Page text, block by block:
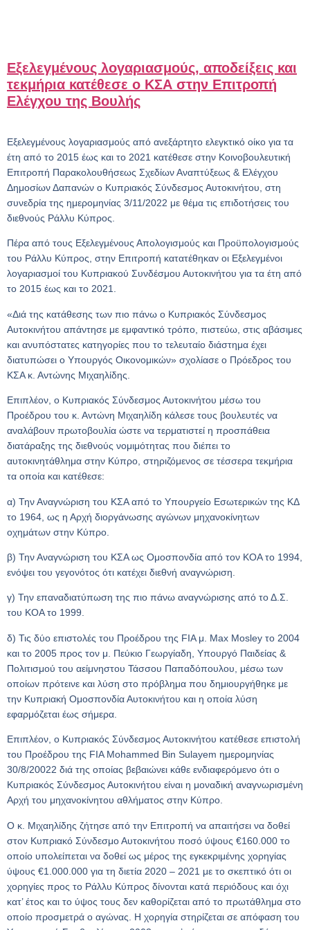
Εξελεγμένους λογαριασμούς, αποδείξεις και
τεκμήρια κατέθεσε ο ΚΣΑ στην Επιτροπή
Ελέγχου της Βουλής
Εξελεγμένους λογαριασμούς από ανεξάρτητο ελεγκτικό οίκο για τα
έτη από το 2015 έως και το 2021 κατέθεσε στην Κοινοβουλευτική
Επιτροπή Παρακολουθήσεως Σχεδίων Αναπτύξεως & Ελέγχου
Δημοσίων Δαπανών ο Κυπριακός Σύνδεσμος Αυτοκινήτου, στη
συνεδρία της ημερομηνίας 3/11/2022 με θέμα τις επιδοτήσεις του
διεθνούς Ράλλυ Κύπρος.
Πέρα από τους Εξελεγμένους Απολογισμούς και Προϋπολογισμούς
του Ράλλυ Κύπρος, στην Επιτροπή κατατέθηκαν οι Εξελεγμένοι
λογαριασμοί του Κυπριακού Συνδέσμου Αυτοκινήτου για τα έτη από
το 2015 έως και το 2021.
«Διά της κατάθεσης των πιο πάνω ο Κυπριακός Σύνδεσμος
Αυτοκινήτου απάντησε με εμφαντικό τρόπο, πιστεύω, στις αβάσιμες
και ανυπόστατες κατηγορίες που το τελευταίο διάστημα έχει
διατυπώσει ο Υπουργός Οικονομικών» σχολίασε ο Πρόεδρος του
ΚΣΑ κ. Αντώνης Μιχαηλίδης.
Επιπλέον, ο Κυπριακός Σύνδεσμος Αυτοκινήτου μέσω του
Προέδρου του κ. Αντώνη Μιχαηλίδη κάλεσε τους βουλευτές να
αναλάβουν πρωτοβουλία ώστε να τερματιστεί η προσπάθεια
διατάραξης της διεθνούς νομιμότητας που διέπει το
αυτοκινητάθλημα στην Κύπρο, στηριζόμενος σε τέσσερα τεκμήρια
τα οποία και κατέθεσε:
α) Την Αναγνώριση του ΚΣΑ από το Υπουργείο Εσωτερικών της ΚΔ
το 1964, ως η Αρχή διοργάνωσης αγώνων μηχανοκίνητων
οχημάτων στην Κύπρο.
β) Την Αναγνώριση του ΚΣΑ ως Ομοσπονδία από τον ΚΟΑ το 1994,
ενόψει του γεγονότος ότι κατέχει διεθνή αναγνώριση.
γ) Την επαναδιατύπωση της πιο πάνω αναγνώρισης από το Δ.Σ.
του ΚΟΑ το 1999.
δ) Τις δύο επιστολές του Προέδρου της FIA μ. Max Mosley το 2004
και το 2005 προς τον μ. Πεύκιο Γεωργίαδη, Υπουργό Παιδείας &
Πολιτισμού του αείμνηστου Τάσσου Παπαδόπουλου, μέσω των
οποίων πρότεινε και λύση στο πρόβλημα που δημιουργήθηκε με
την Κυπριακή Ομοσπονδία Αυτοκινήτου και η οποία λύση
εφαρμόζεται έως σήμερα.
Επιπλέον, ο Κυπριακός Σύνδεσμος Αυτοκινήτου κατέθεσε επιστολή
του Προέδρου της FIA Mohammed Bin Sulayem ημερομηνίας
30/8/20022 διά της οποίας βεβαιώνει κάθε ενδιαφερόμενο ότι ο
Κυπριακός Σύνδεσμος Αυτοκινήτου είναι η μοναδική αναγνωρισμένη
Αρχή του μηχανοκίνητου αθλήματος στην Κύπρο.
Ο κ. Μιχαηλίδης ζήτησε από την Επιτροπή να απαιτήσει να δοθεί
στον Κυπριακό Σύνδεσμο Αυτοκινήτου ποσό ύψους €160.000 το
οποίο υπολείπεται να δοθεί ως μέρος της εγκεκριμένης χορηγίας
ύψους €1.000.000 για τη διετία 2020 – 2021 με το σκεπτικό ότι οι
χορηγίες προς το Ράλλυ Κύπρος δίνονται κατά περιόδους και όχι
κατ’ έτος και το ύψος τους δεν καθορίζεται από το πρωτάθλημα στο
οποίο προσμετρά ο αγώνας. Η χορηγία στηρίζεται σε απόφαση του